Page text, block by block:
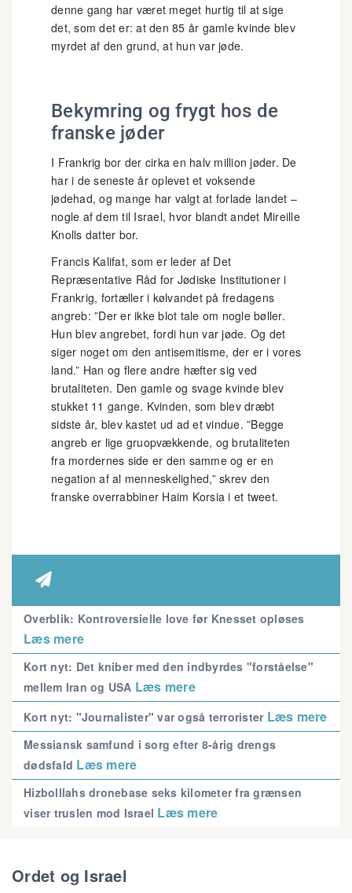
denne gang har været meget hurtig til at sige
det, som det er: at den 85 år gamle kvinde blev
myrdet af den grund, at hun var jøde.
Bekymring og frygt hos de
franske jøder
I Frankrig bor der cirka en halv million jøder. De
har i de seneste år oplevet et voksende
jødehad, og mange har valgt at forlade landet –
nogle af dem til Israel, hvor blandt andet Mireille
Knolls datter bor.
Francis Kalifat, som er leder af Det
Repræsentative Råd for Jødiske Institutioner i
Frankrig, fortæller i kølvandet på fredagens
angreb: ”Der er ikke blot tale om nogle bøller.
Hun blev angrebet, fordi hun var jøde. Og det
siger noget om den antisemitisme, der er i vores
land.” Han og flere andre hæfter sig ved
brutaliteten. Den gamle og svage kvinde blev
stukket 11 gange. Kvinden, som blev dræbt
sidste år, blev kastet ud ad et vindue. ”Begge
angreb er lige gruopvækkende, og brutaliteten
fra mordernes side er den samme og er en
negation af al menneskelighed,” skrev den
franske overrabbiner Haim Korsia i et tweet.

Overblik: Kontroversielle love før Knesset opløses
Læs mere
Kort nyt: Det kniber med den indbyrdes "forståelse"
mellem Iran og USA Læs mere
Kort nyt: "Journalister" var også terrorister Læs mere
Messiansk samfund i sorg efter 8-årig drengs
dødsfald Læs mere
Hizbolllahs dronebase seks kilometer fra grænsen
viser truslen mod Israel Læs mere
Ordet og Israel